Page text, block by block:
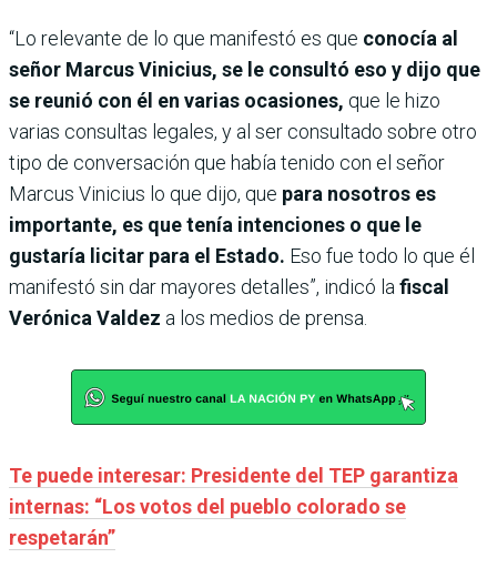
“Lo relevante de lo que manifestó es que conocía al
señor Marcus Vinicius, se le consultó eso y dijo que
se reunió con él en varias ocasiones, que le hizo
varias consultas legales, y al ser consultado sobre otro
tipo de conversación que había tenido con el señor
Marcus Vinicius lo que dijo, que para nosotros es
importante, es que tenía intenciones o que le
gustaría licitar para el Estado. Eso fue todo lo que él
manifestó sin dar mayores detalles”, indicó la fiscal
Verónica Valdez a los medios de prensa.
Te puede interesar: Presidente del TEP garantiza
internas: “Los votos del pueblo colorado se
respetarán”